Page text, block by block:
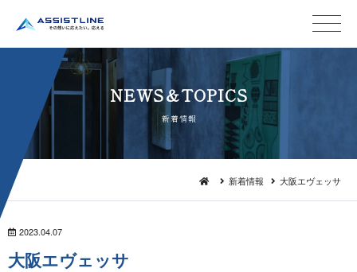
NEWS＆TO P I C S
新 着 情 報
新着情報 大阪エヴェッサ
2023.04.07
大阪エ ヴ ェ ッ サ